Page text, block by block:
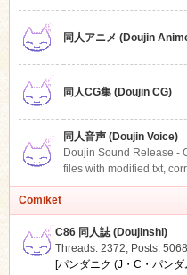
同人アニメ (Doujin
同人CG集 (Doujin CG)
同人音声 (Doujin Voice)
Doujin Sound Release -
files with modified txt,
Comiket
C86 同人誌 (Doujinshi)
Threads: 2372, Posts: 5068
[パンダニク (J・C・パンダ